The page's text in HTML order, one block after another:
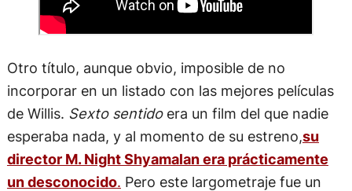
Otro título, aunque obvio, imposible de no
incorporar en un listado con las mejores películas
de Willis. Sexto sentidoera un film del que nadie
esperaba nada, y al momento de su estreno,su
director M. Night Shyamalan era prácticamente
un desconocido. Pero este largometraje fue un